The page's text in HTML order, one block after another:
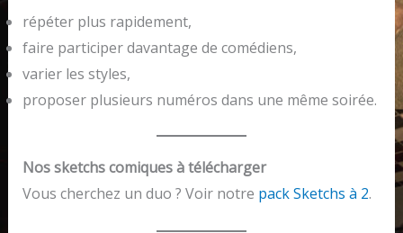
répéter plus rapidement,
faire participer davantage de comédiens,
varier les styles,
proposer plusieurs numéros dans une même soirée.
Nos sketchs comiques à télécharger
Vous cherchez un duo ? Voir notre pack Sketchs à 2.